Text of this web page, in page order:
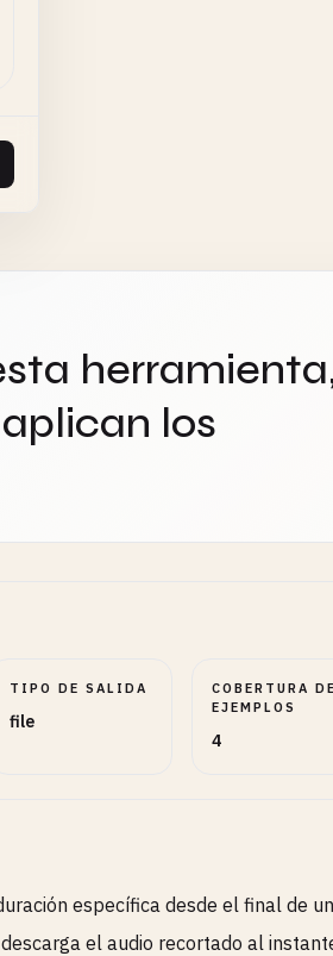
los
TIPO DE SALIDA
file
COBERTURA DE
EJEMPLOS
4
específica desde el final de
el audio recortado al